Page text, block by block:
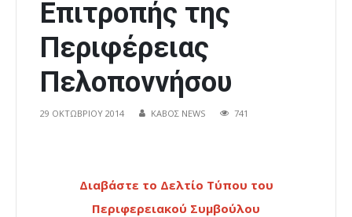
Επιτροπής της
Περιφέρειας
Πελοποννήσου
29 ΟΚΤΩΒΡΊΟΥ 2014 ΚΑΒΟΣ NEWS 741
Διαβάστε το Δελτίο Τύπου του
Περιφερειακού Συμβούλου